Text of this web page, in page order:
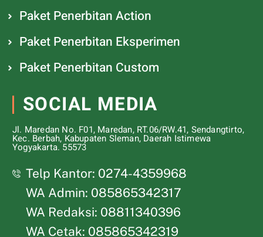
Paket Penerbitan Action
Paket Penerbitan Eksperimen
Paket Penerbitan Custom
SOCIAL MEDIA
Jl. Maredan No. F01, Maredan, RT.06/RW.41, Sendangtirto,
Kec. Berbah, Kabupaten Sleman, Daerah Istimewa
Yogyakarta. 55573
Telp Kantor: 0274-4359968
WA Admin: 085865342317
WA Redaksi: 08811340396
WA Cetak: 085865342319